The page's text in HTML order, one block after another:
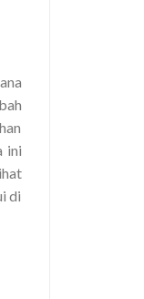
ini
di